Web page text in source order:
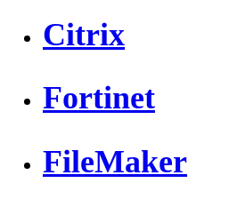
Citrix
Fortinet
FileMaker